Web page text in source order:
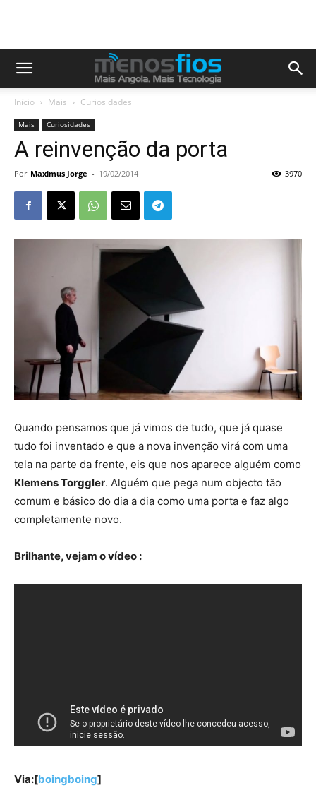
Início Mais Curiosidades
Mais Curiosidades
A reinvenção da porta
Por Maximus Jorge - 19/02/2014 3970
Quando pensamos que já vimos de tudo, que já quase
tudo foi inventado e que a nova invenção virá com uma
tela na parte da frente, eis que nos aparece alguém como
Klemens Torggler. Alguém que pega num objecto tão
comum e básico do dia a dia como uma porta e faz algo
completamente novo.
Brilhante, vejam o vídeo :
Via:[boingboing]